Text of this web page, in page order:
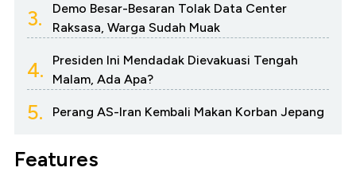
3.
Demo Besar-Besaran Tolak Data Center
Raksasa, Warga Sudah Muak
4.
Presiden Ini Mendadak Dievakuasi Tengah
Malam, Ada Apa?
5. Perang AS-Iran Kembali Makan Korban Jepang
Features